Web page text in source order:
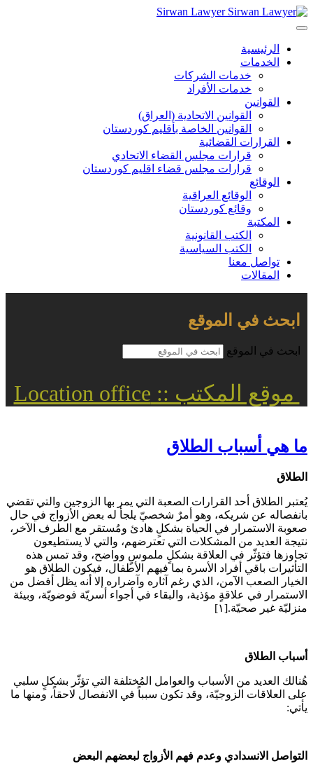
Sirwan Lawyer
الرئيسية
الخدمات
خدمات الشركات
خدمات الأفراد
القوانين
القوانين الاتحادية (العراق)
القوانين الخاصة بأقليم كوردستان
القرارات القضائية
قرارات مجلس القضاء الاتحادي
قرارات مجلس قضاء اقليم كوردستان
الوقائع
الوقائع العراقية
وقائع كوردستان
المكتبة
الكتب القانونية
الكتب السياسية
تواصل معنا
المقالات
ابحث في الموقع
ابحث في الموقع
موقع المكتب :: Location office
ما هي أسباب الطلاق
الطلاق
يُعتبر الطلاق أحد القرارات الصعبة التي يمر بها الزوجين والتي تقضي
بانفصاله عن شريكه، وهو أمرٌ شخصيّ يلجأ له بعض الأزواج في حال
صعوبة الاستمرار في الحياة بشكلٍ هادئ ومُستقر مع الطرف الآخر،
نتيجة العديد من المشكلات التي تعترضهم، والتي لا يستطيعون
تجاوزها فتؤثّر في العلاقة بشكلٍ ملموسٍ وواضح، وقد تمس هذه
التأثيرات باقي أفراد الأسرة بما فيهم الأطفال، فيكون الطلاق هو
الخيار الصعب الآمن، الذي رغم آثاره وآضراره إلا أنه يظل أفضل من
الاستمرار في علاقةٍ مؤذية، والبقاء في أجواء أسريّة فوضويّة، وبيئة
منزليّة غير صحيّة.[١]
أسباب الطلاق
هُنالك العديد من الأسباب والعوامل المُختلفة التي تؤثّر بشكلٍ سلبي
على العلاقات الزوجيّة، وقد تكون سبباً في الانفصال لاحقاً، ومنها ما
يأتي:
التواصل الانسدادي وعدم فهم الأزواج لبعضهم البعض